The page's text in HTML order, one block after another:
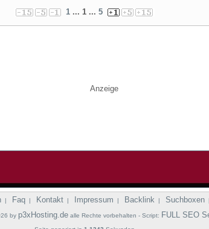
1... 1 ... 5
Anzeige
| Faq | Kontakt | Impressum | Backlink | Suchboxen
by p3xHosting.dealle Rechte vorbehalten - Script: FULL SEO